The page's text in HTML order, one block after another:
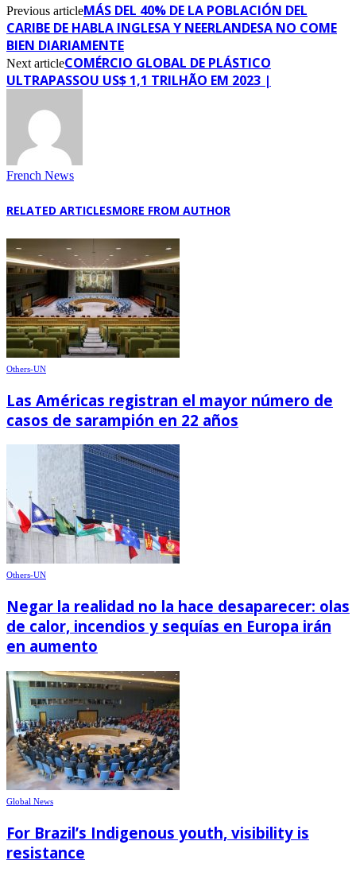
Previous articleMÁS DEL 40% DE LA POBLACIÓN DEL
CARIBE DE HABLA INGLESA Y NEERLANDESA NO COME
BIEN DIARIAMENTE
Next articleCOMÉRCIO GLOBAL DE PLÁSTICO
ULTRAPASSOU US$ 1,1 TRILHÃO EM 2023 |
French News
RELATED ARTICLESMORE FROM AUTHOR
Others-UN
Las Américas registran el mayor número de
casos de sarampión en 22 años
Others-UN
Negar la realidad no la hace desaparecer: olas
de calor, incendios y sequías en Europa irán
en aumento
Global News
For Brazil’s Indigenous youth, visibility is
resistance